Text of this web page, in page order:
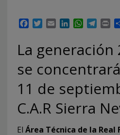
Facebook
TwitterEmailLinkedIn
La generación
se
11 de
C.A.R Sierra
El Área Técnica de la Real